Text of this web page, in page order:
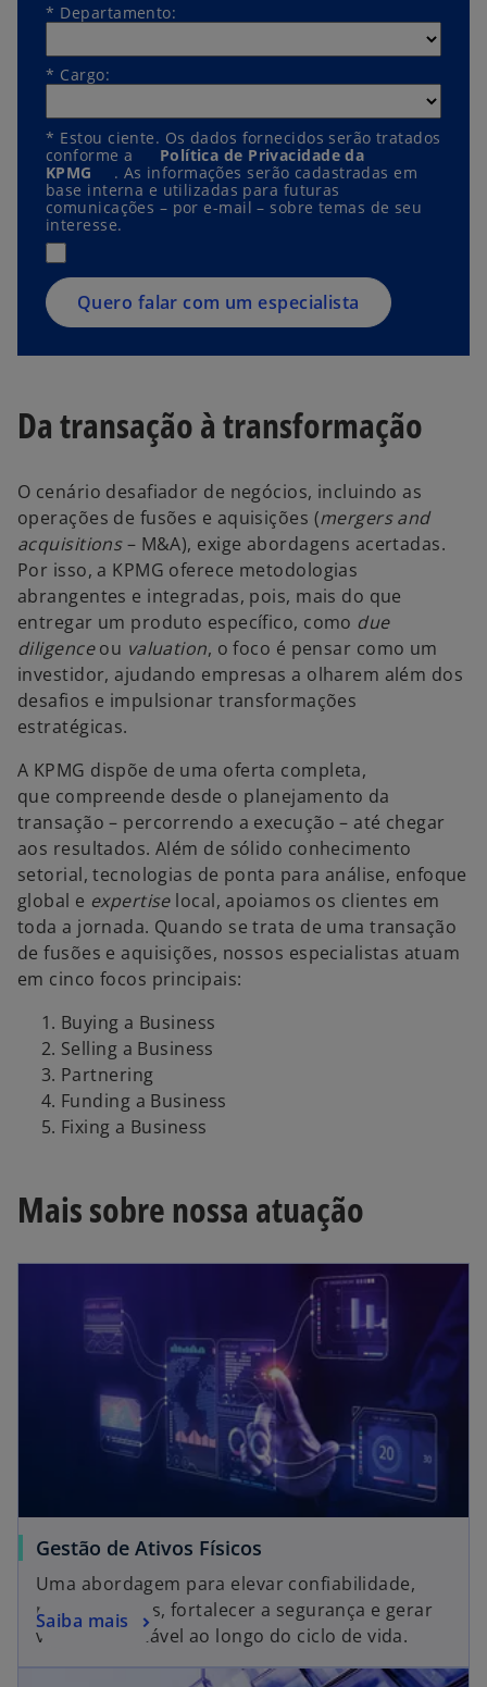
* Departamento:
* Cargo:
* Estou ciente. Os dados fornecidos serão tratados
conforme a
Política de Privacidade da
KPMG
. As informações serão cadastradas em
base interna e utilizadas para futuras
comunicações – por e-mail – sobre temas de seu
interesse.
Quero falar com um especialista
Da transação à transformação
O cenário desafiador de negócios, incluindo as
operações de fusões e aquisições (mergers and
acquisitions– M&A), exige abordagens acertadas.
Por isso, a KPMG oferece metodologias
abrangentes e integradas, pois, mais do que
entregar um produto específico, como due
diligenceou valuation, o foco é pensar como um
investidor, ajudando empresas a olharem além dos
desafios e impulsionar transformações
estratégicas.
A KPMG dispõe de uma oferta completa,
que compreende desde o planejamento da
transação – percorrendo a execução – até chegar
aos resultados. Além de sólido conhecimento
setorial, tecnologias de ponta para análise, enfoque
global e expertise local, apoiamos os clientes em
toda a jornada. Quando se trata de uma transação
de fusões e aquisições, nossos especialistas atuam
em cinco focos principais:
Buying a Business
Selling a Business
Partnering
Funding a Business
Fixing a Business
Mais sobre nossa atuação
Gestão de Ativos Físicos
Uma abordagem para elevar confiabilidade,
reduzir custos, fortalecer a segurança e gerar
valor sustentável ao longo do ciclo de vida.
Saiba mais